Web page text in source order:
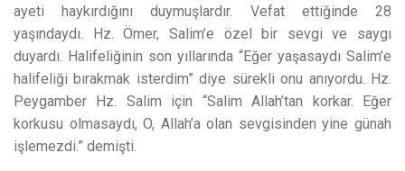
ayeti haykırdığını duymuşlardır. Vefat ettiğinde 28
yaşındaydı. Hz. Ömer, Salim’e özel bir sevgi ve saygı
duyardı. Halifeliğinin son yıllarında “Eğer yaşasaydı Salim’e
halifeliği bırakmak isterdim” diye sürekli onu anıyordu. Hz.
Peygamber Hz. Salim için “Salim Allah’tan korkar. Eğer
korkusu olmasaydı, O, Allah’a olan sevgisinden yine günah
işlemezdi.” demişti.